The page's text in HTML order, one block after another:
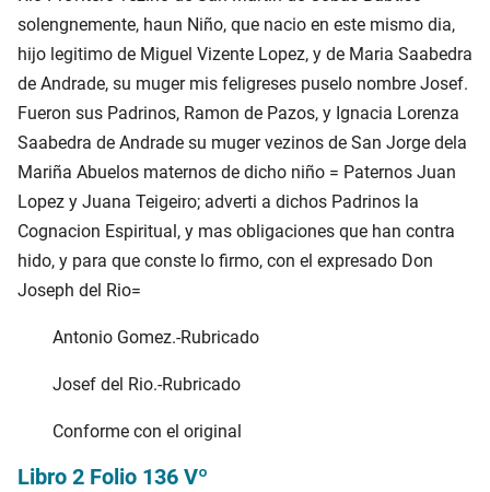
solengnemente, haun Niño, que nacio en este mismo dia,
hijo legitimo de Miguel Vizente Lopez, y de Maria Saabedra
de Andrade, su muger mis feligreses puselo nombre Josef.
Fueron sus Padrinos, Ramon de Pazos, y Ignacia Lorenza
Saabedra de Andrade su muger vezinos de San Jorge dela
Mariña Abuelos maternos de dicho niño = Paternos Juan
Lopez y Juana Teigeiro; adverti a dichos Padrinos la
Cognacion Espiritual, y mas obligaciones que han contra
hido, y para que conste lo firmo, con el expresado Don
Joseph del Rio=
Antonio Gomez.-Rubricado
Josef del Rio.-Rubricado
Conforme con el original
Libro 2 Folio 136 Vº